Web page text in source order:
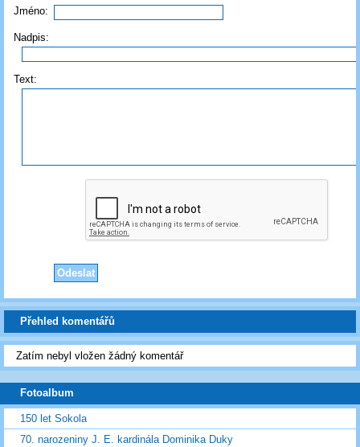
Jméno:
Nadpis:
Text:
Přehled komentářů
Zatím nebyl vložen žádný komentář
Fotoalbum
150 let Sokola
70. narozeniny J. E. kardinála Dominika Duky